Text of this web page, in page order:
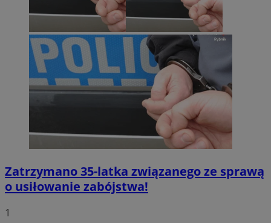
Zatrzymano 35-latka związanego ze sprawą
o usiłowanie zabójstwa!
1